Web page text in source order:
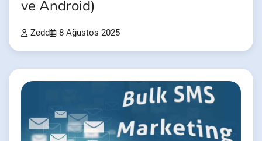
ve Android)
Zedd 8 Ağustos 2025